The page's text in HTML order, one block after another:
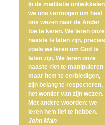
In de meditatie ontwikkelen
we ons vermogen om heel
ons wezen naar de Ander
toe te keren. We leren onze
naaste te laten zijn, precies
zoals we leren om God te
laten zijn. We leren onze
naaste niet te manipuleren
maar hem te eerbiedigen,
zijn belang te respecteren,
het wonder van zijn wezen.
Met andere woorden: we
leren hem lief te hebben.
John Main